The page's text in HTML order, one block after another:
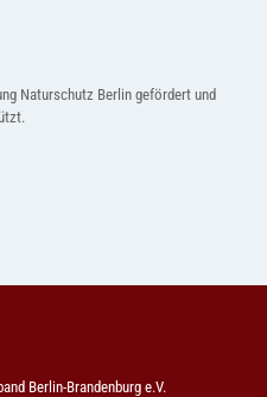
Naturschutz Berlin gefördert und
Berlin-Brandenburg e.V.